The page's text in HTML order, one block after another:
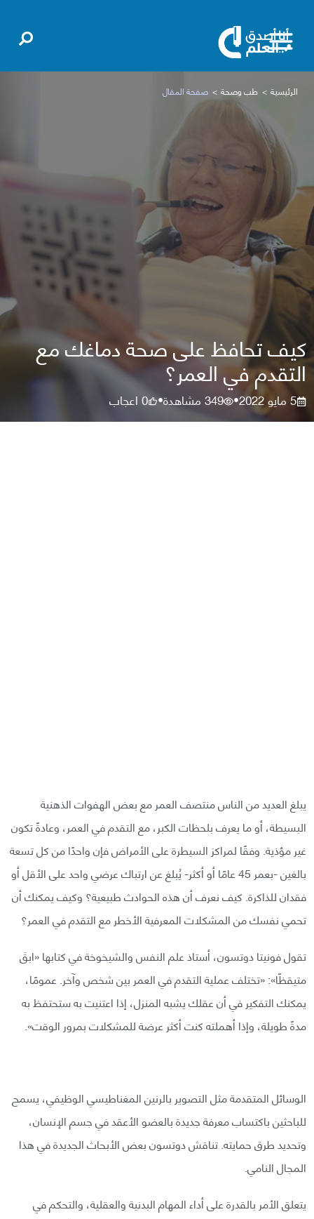
الرئيسية طب وصحة صفحة المقال
كيف تحافظ على صحة دماغك مع
التقدم في العمر؟
5 مايو 2022 •
349مشاهدة•
0اعجاب
يبلغ العديد من الناس منتصف العمر مع بعض الهفوات الذهنية
البسيطة، أو ما يعرف بلحظات الكبر، مع التقدم في العمر، وعادةً تكون
غير مؤذية. وفقًا لمراكز السيطرة على الأمراض فإن واحدًا من كل تسعة
بالغين -بعمر 45 عامًا أو أكثر- يُبلغ عن ارتباك عرضي واحد على الأقل أو
فقدان للذاكرة. كيف نعرف أن هذه الحوادث طبيعية؟ وكيف يمكنك أن
تحمي نفسك من المشكلات المعرفية الأخطر مع التقدم في العمر؟
تقول فونيتا دوتسون، أستاذ علم النفس والشيخوخة في كتابها «ابقَ
متيقظًا»: «تختلف عملية التقدم في العمر بين شخص وآخر. عمومًا،
يمكنك التفكير في أن عقلك يشبه المنزل، إذا اعتنيت به ستحتفظ به
مدةً طويلة، وإذا أهملته كنت أكثر عرضة للمشكلات بمرور الوقت».
الوسائل المتقدمة مثل التصوير بالرنين المغناطيسي الوظيفي، يسمح
للباحثين باكتساب معرفة جديدة بالعضو الأعقد في جسم الإنسان،
وتحديد طرق حمايته. تناقش دوتسون بعض الأبحاث الجديدة في هذا
المجال النامي.
يتعلق الأمر بالقدرة على أداء المهام البدنية والعقلية، والتحكم في